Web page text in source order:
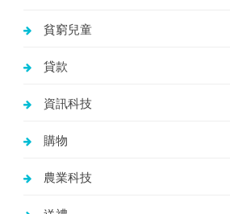
貧窮兒童
貸款
資訊科技
購物
農業科技